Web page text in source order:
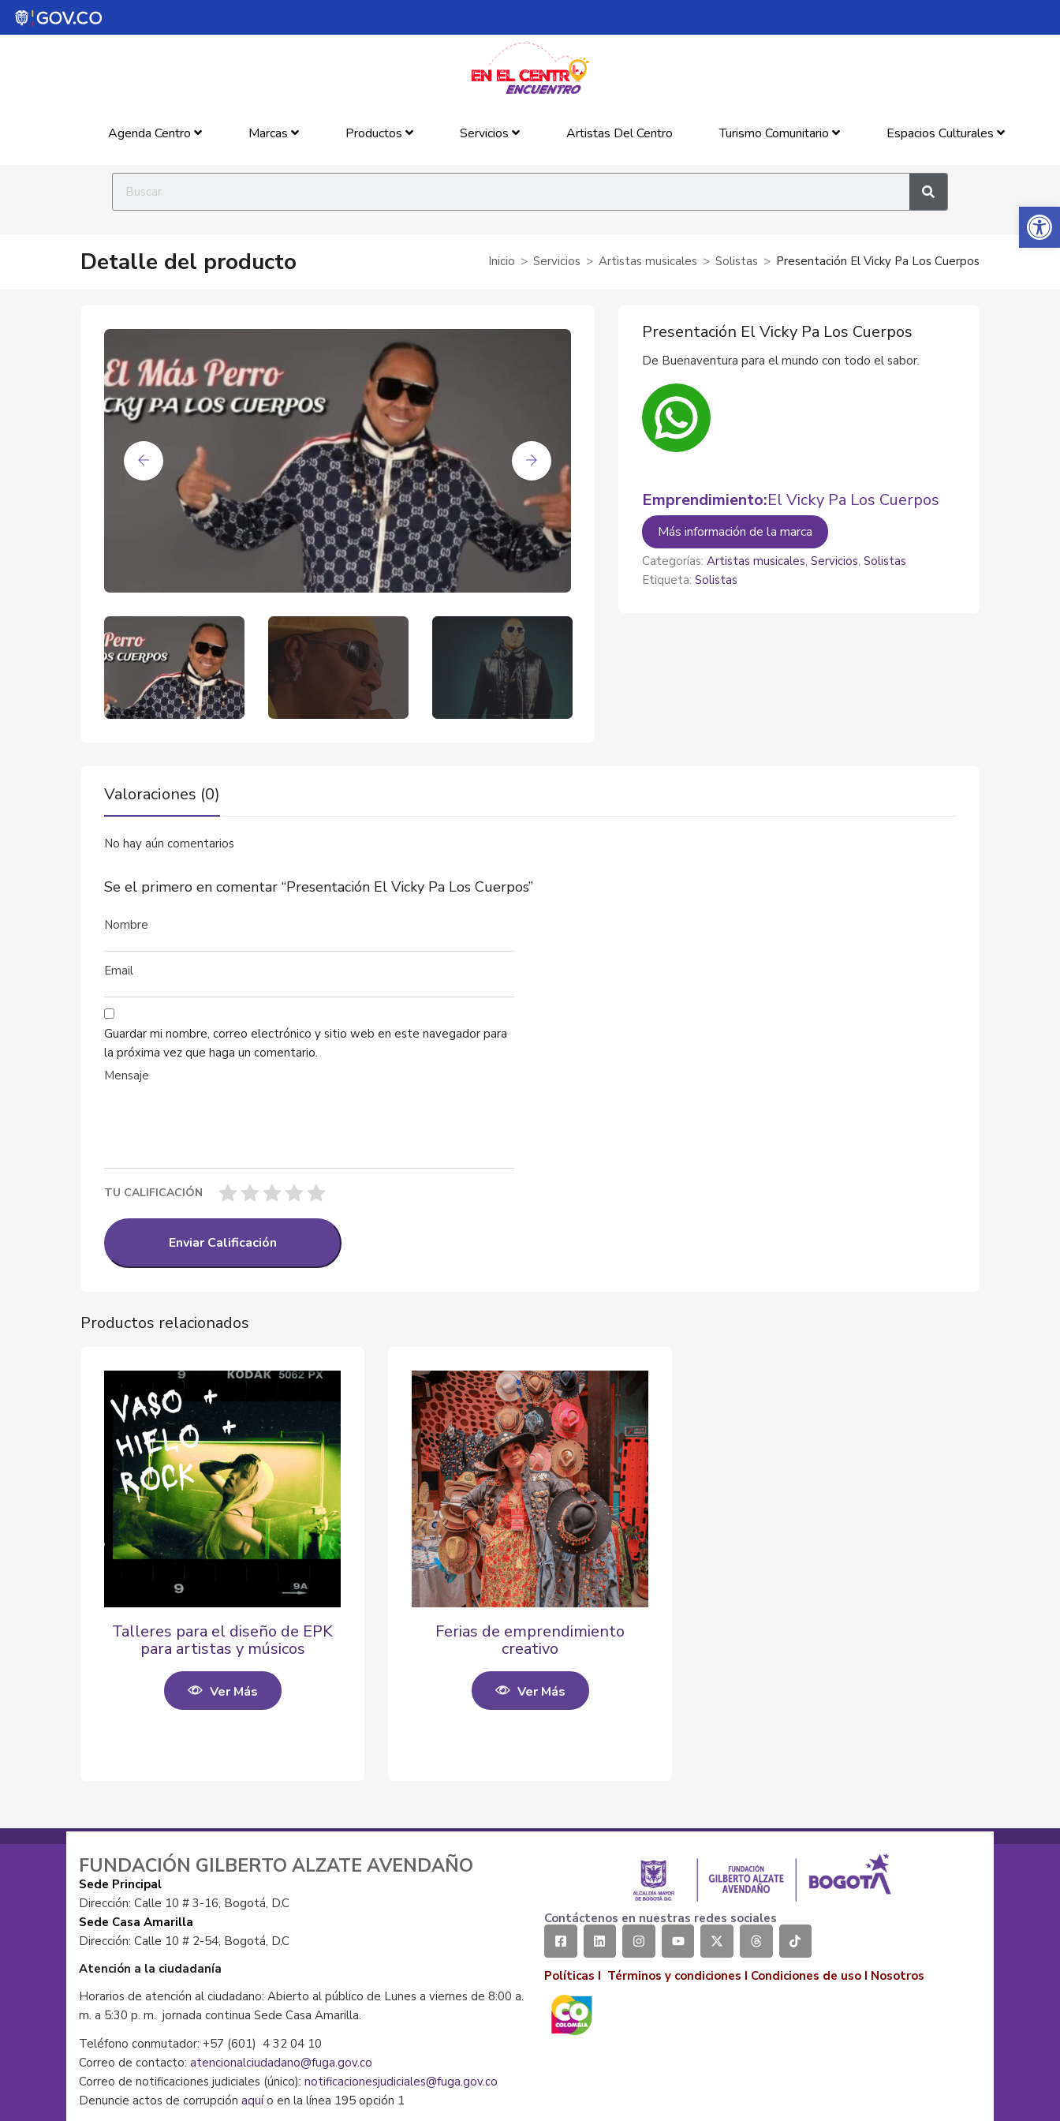
Abrir
Agenda Centro Marcas Productos Servicios Artistas Del Centro Turismo Comunitario Espacios Culturales
Detalle del producto Inicio Servicios Artistas musicales Solistas Presentación El Vicky Pa Los Cuerpos
Presentación El Vicky Pa Los Cuerpos
De Buenaventura para el mundo con todo el sabor.
Emprendimiento:El Vicky Pa Los Cuerpos
Más información de la marca
Categorías:Artistas musicales,Servicios,Solistas
Etiqueta:Solistas
Valoraciones (0)
No hay aún comentarios
Se el primero en comentar “Presentación El Vicky Pa Los Cuerpos”
Guardar mi nombre, correo electrónico y sitio web en este navegador para
la próxima vez que haga un comentario.
TU CALIFICACIÓN
Productos relacionados
Talleres para el diseño de EPK
para artistas y músicos
Ver Más
Ferias de emprendimiento
creativo
Ver Más
FUNDACIÓN GILBERTO ALZATE AVENDAÑO
Sede Principal
Dirección: Calle 10 # 3-16, Bogotá, D.C
Sede Casa Amarilla
Dirección: Calle 10 # 2-54, Bogotá, D.C
Atención a la ciudadanía
Horarios de atención al ciudadano: Abierto al público de Lunes a viernes de 8:00 a.
m. a 5:30 p. m. jornada continua Sede Casa Amarilla.
Teléfono conmutador: +57 (601) 4 32 04 10
Correo de contacto: atencionalciudadano@fuga.gov.co
Correo de notificaciones judiciales (único): notificacionesjudiciales@fuga.gov.co
Denuncie actos de corrupción aquío en la línea 195 opción 1
Contáctenos en nuestras redes sociales
Políticas I Términos y condiciones I Condiciones de uso I Nosotros